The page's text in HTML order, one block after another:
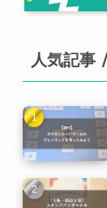
人気記事 |